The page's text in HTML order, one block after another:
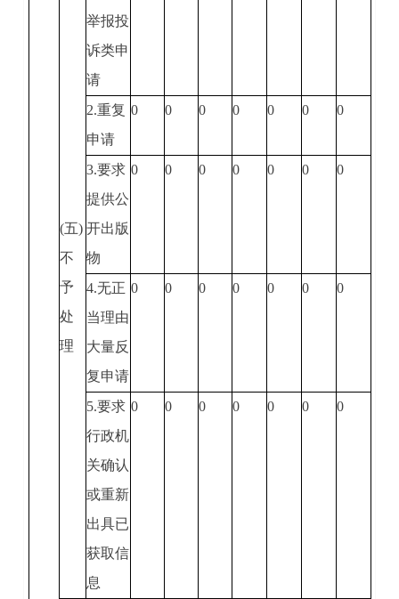
(五)
不
予
处
理
举报投
诉类申
请
2.重复
申请
0 0 0 0 0 0 0
3.要求
提供公
开出版
物
0 0 0 0 0 0 0
4.无正
当理由
大量反
复申请
0 0 0 0 0 0 0
5.要求
行政机
关确认
或重新
出具已
获取信
息
0 0 0 0 0 0 0